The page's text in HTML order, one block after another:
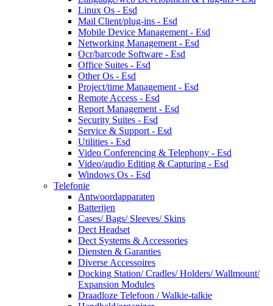
Linux Os - Esd
Mail Client/plug-ins - Esd
Mobile Device Management - Esd
Networking Management - Esd
Ocr/barcode Software - Esd
Office Suites - Esd
Other Os - Esd
Project/time Management - Esd
Remote Access - Esd
Report Management - Esd
Security Suites - Esd
Service & Support - Esd
Utilities - Esd
Video Conferencing & Telephony - Esd
Video/audio Editing & Capturing - Esd
Windows Os - Esd
Telefonie
Antwoordapparaten
Batterijen
Cases/ Bags/ Sleeves/ Skins
Dect Headset
Dect Systems & Accessories
Diensten & Garanties
Diverse Accessoires
Docking Station/ Cradles/ Holders/ Wallmount/
Expansion Modules
Draadloze Telefoon / Walkie-talkie